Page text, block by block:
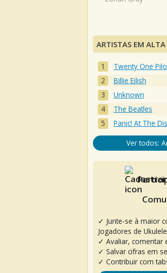
ARTISTAS EM ALTA
Twenty One
Billie Eilish
Unknown
The Beatles
Panic! At The
Ver todos:
✓ Junte-se à maior
Jogadores de
✓ Avaliar, comentar
✓ Salvar cifras em
✓ Contribuir com